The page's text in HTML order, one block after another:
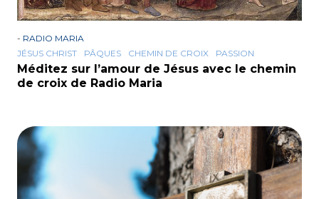
- RADIO MARIA
JÉSUS CHRIST
PÂQUES CHEMIN DE CROIX PASSION
Méditez sur l’amour de Jésus avec le chemin
de croix de Radio Maria